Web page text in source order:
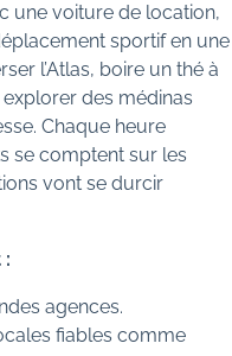
une voiture de location,
sportif en une
l’Atlas, boire un thé à
des médinas
Chaque heure
se comptent sur les
vont se durcir
:
agences.
fiables comme